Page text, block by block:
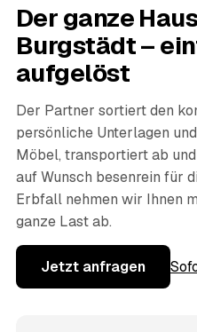
Der ganze
Burgstädt –
aufgelöst
Der Partner sortiert den
persönliche Unterlagen
Möbel, transportiert ab
auf Wunsch besenrein für
Erbfall nehmen wir Ihnen
ganze Last ab.
Jetzt anfragen